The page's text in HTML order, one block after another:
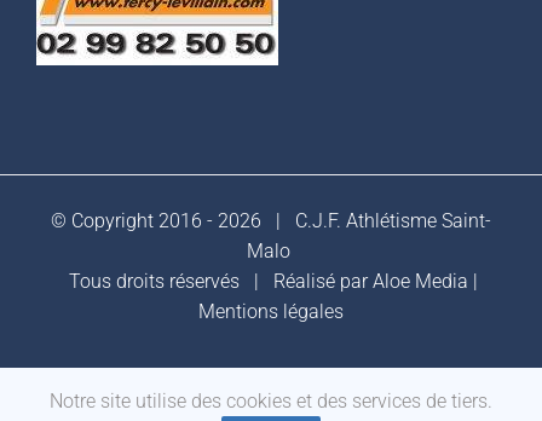
© Copyright 2016 - 2026 | C.J.F. Athlétisme Saint-
Malo
Tous droits réservés | Réalisé parAloe Media
Mentions légales
Facebook
Notre site utilise des cookies et des services de tiers.